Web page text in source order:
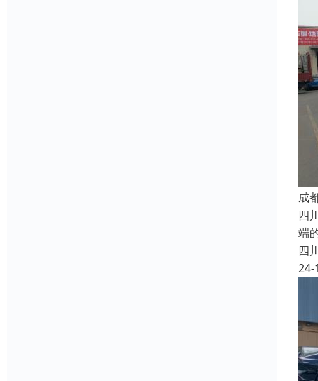
成
四
端
四
24-